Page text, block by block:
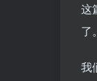
这
了。
我